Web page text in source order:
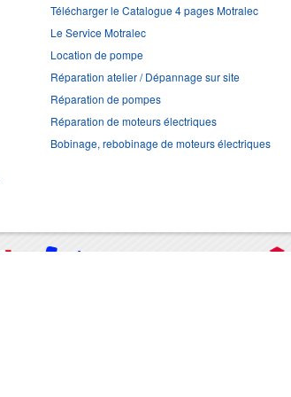
Télécharger le Catalogue 4 pages Motralec
Le Service Motralec
Location de pompe
Réparation atelier / Dépannage sur site
Réparation de pompes
Réparation de moteurs électriques
Bobinage, rebobinage de moteurs électriques